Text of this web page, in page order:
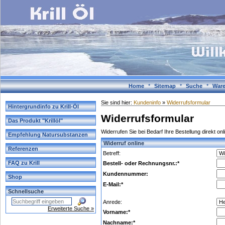
Home * Sitemap * Suche *
Hintergrundinfo zu Krill-Öl
Das Produkt "Krillöl"
Empfehlung Natursubstanzen
Referenzen
FAQ zu Krill
Shop
Schnellsuche
Erweiterte Suche »
Sie sind hier: Kundeninfo » Widerrufsformular
Widerrufsformular
Widerrufen Sie bei Bedarf Ihre Bestellung direkt
Widerruf online
Betreff:
Bestell- oder Rechnungsnr.:*
Kundennummer:
E-Mail:*
Anrede:
Vorname:*
Nachname:*